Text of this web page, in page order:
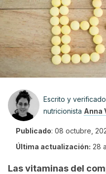
Escrito y
nutricionista Anna
Publicado: 08 octubre,
Última actualización: 28
Las vitaminas del